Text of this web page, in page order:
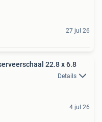
27 jul 26
22.8 x 6.8
Details
4 jul 26